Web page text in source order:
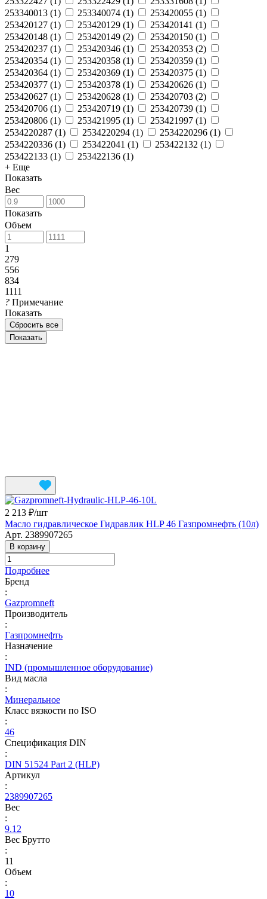
253340013 (1) 253340074 (1) 253420055 (1)
253420127 (1) 253420129 (1) 253420141 (1)
253420148 (1) 253420149 (2) 253420150 (1)
253420237 (1) 253420346 (1) 253420353 (2)
253420354 (1) 253420358 (1) 253420359 (1)
253420364 (1) 253420369 (1) 253420375 (1)
253420377 (1) 253420378 (1) 253420626 (1)
253420627 (1) 253420628 (1) 253420703 (2)
253420706 (1) 253420719 (1) 253420739 (1)
253420806 (1) 253421995 (1) 253421997 (1)
2534220287 (1) 2534220294 (1) 2534220296 (1)
2534220336 (1) 253422041 (1) 253422132 (1)
253422133 (1) 253422136 (1)
+ Еще
Показать
Вес
Показать
Объем
1
279
556
834
1111
? Примечание
Показать
Сбросить все
2 213 ₽/шт
Масло гидравлическое Гидравлик HLP 46 Газпромнефть (10л)
Арт. 2389907265
В корзину
Подробнее
Бренд
:
Gazpromneft
Производитель
:
Газпромнефть
Назначение
:
IND (промышленное оборудование)
Вид масла
:
Минеральное
Класс вязкости по ISO
:
46
Спецификация DIN
:
DIN 51524 Part 2 (HLP)
Артикул
:
2389907265
Вес
:
9.12
Вес Брутто
:
11
Объем
:
10